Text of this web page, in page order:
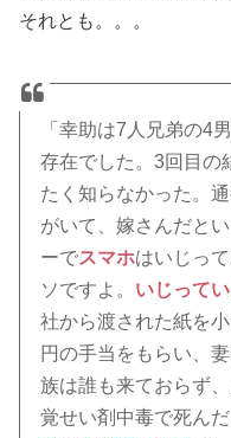
それとも。。。
「幸助は7人兄弟の4
存在でした。3回目の
たく知らなかった。
がいて、嫁さんだと
ーでスマホはいじっ
ソですよ。 いじって
社から渡された紙を
円の手当をもらい、
族は誰も来ておらず
覚せい剤中毒で死ん